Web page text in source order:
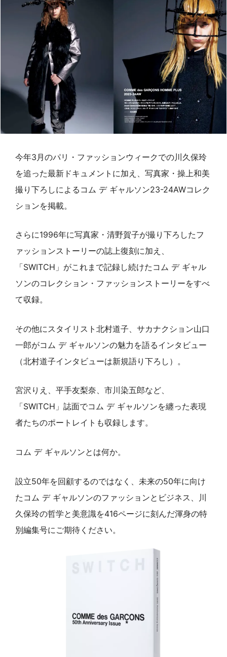
今年3月のパリ・ファッションウィークでの川久保玲
を追った最新ドキュメントに加え、写真家・操上和美
撮り下ろしによるコム デ ギャルソン23-24AWコレク
ションを掲載。
さらに1996年に写真家・清野賀子が撮り下ろしたフ
ァッションストーリーの誌上復刻に加え、
「SWITCH」がこれまで記録し続けたコム デ ギャル
ソンのコレクション・ファッションストーリーをすべ
て収録。
その他にスタイリスト北村道子、サカナクション山口
一郎がコム デ ギャルソンの魅力を語るインタビュー
（北村道子インタビューは新規語り下ろし）。
宮沢りえ、平手友梨奈、市川染五郎など、
「SWITCH」誌面でコム デ ギャルソンを纏った表現
者たちのポートレイトも収録します。
コム デ ギャルソンとは何か。
設立50年を回顧するのではなく、未来の50年に向け
たコム デ ギャルソンのファッションとビジネス、川
久保玲の哲学と美意識を416ページに刻んだ渾身の特
別編集号にご期待ください。